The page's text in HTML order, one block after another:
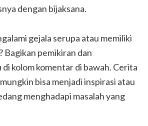
dengan bijaksana.
gejala serupa atau memiliki
Bagikan pemikiran dan
di kolom komentar di bawah. Cerita
bisa menjadi inspirasi atau
menghadapi masalah yang